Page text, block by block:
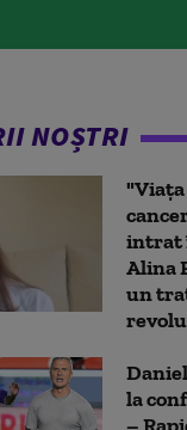
NOȘTRI
intrat
Alina
un
la